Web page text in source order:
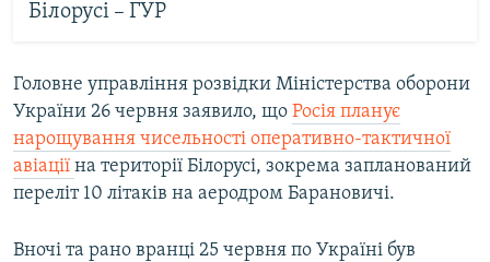
Білорусі – ГУР
Головне управління розвідки Міністерства оборони
України 26 червня заявило, що Росія планує
нарощування чисельності оперативно-тактичної
авіації на території Білорусі, зокрема запланований
переліт 10 літаків на аеродром Барановичі.
Вночі та рано вранці 25 червня по Україні був